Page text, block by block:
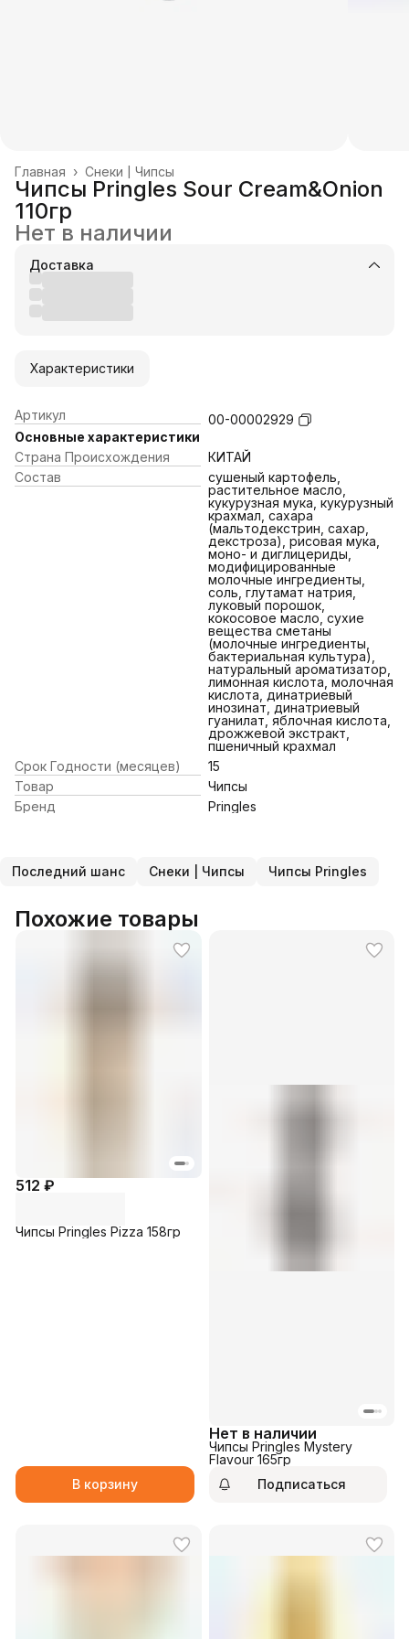
Снеки | Чипсы
Главная ›
Чипсы Pringles Sour Cream&Onion
110гр
Нет в наличии
Доставка
Характеристики
Артикул
00-00002929
Основные характеристики
Страна Происхождения
КИТАЙ
Состав
сушеный картофель,
растительное масло,
кукурузная мука, кукурузный
крахмал, сахара
(мальтодекстрин, сахар,
декстроза), рисовая мука,
моно- и диглицериды,
модифицированные
молочные ингредиенты,
соль, глутамат натрия,
луковый порошок,
кокосовое масло, сухие
вещества сметаны
(молочные ингредиенты,
бактериальная культура),
натуральный ароматизатор,
лимонная кислота, молочная
кислота, динатриевый
инозинат, динатриевый
гуанилат, яблочная кислота,
дрожжевой экстракт,
пшеничный крахмал
Срок Годности (месяцев)
15
Товар
Чипсы
Бренд
Pringles
Последний шанс Снеки | Чипсы Чипсы Pringles
Похожие товары
512 ₽
Чипсы Pringles Pizza 158гр
В корзину
Нет в наличии
Чипсы Pringles Mystery
Flavour 165гр
Подписаться